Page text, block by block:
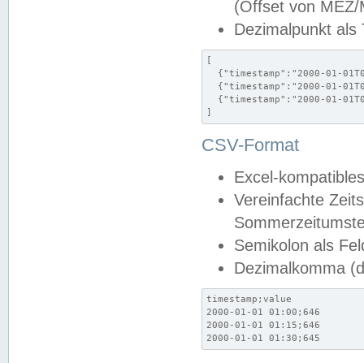
(Offset von MEZ/
Dezimalpunkt als
[
{"timestamp":"2000-01-
{"timestamp":"2000-01-
{"timestamp":"2000-01-
]
CSV-Format
Excel-
Vereinfachte
Semikolon als
Dezimalkomma
timestamp;value
2000-01-01 01:00;646
2000-01-01 01:15;646
2000-01-01 01:30;645